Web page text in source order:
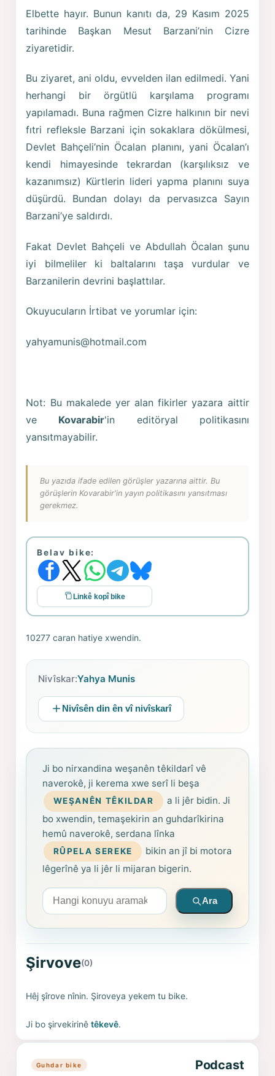
Elbette hayır. Bunun kanıtı da, 29 Kasım 2025
tarihinde Başkan Mesut Barzani’nin Cizre
ziyaretidir.
Bu ziyaret, ani oldu, evvelden ilan edilmedi. Yani
herhangi bir örgütlü karşılama programı
yapılamadı. Buna rağmen Cizre halkının bir nevi
fıtri refleksle Barzani için sokaklara dökülmesi,
Devlet Bahçeli’nin Öcalan planını, yani Öcalan’ı
kendi himayesinde tekrardan (karşılıksız ve
kazanımsız) Kürtlerin lideri yapma planını suya
düşürdü. Bundan dolayı da pervasızca Sayın
Barzani’ye saldırdı.
Fakat Devlet Bahçeli ve Abdullah Öcalan şunu
iyi bilmeliler ki baltalarını taşa vurdular ve
Barzanilerin devrini başlattılar.
Okuyucuların İrtibat ve yorumlar için:
yahyamunis@hotmail.com
Not: Bu makalede yer alan fikirler yazara aittir
ve Kovarabir'in editöryal politikasını
yansıtmayabilir.
Bu yazıda ifade edilen görüşler yazarına aittir. Bu
görüşlerin Kovarabir'in yayın politikasını yansıtması
gerekmez.
Belav bike:
Linkê kopî bike
10277 caran hatiye xwendin.
Nivîskar:Yahya Munis
Nivîsên din ên vî nivîskarî
Ji bo nirxandina weşanên têkildarî vê
naverokê, ji kerema xwe serî li beşa
WEŞANÊN TÊKILDAR
a li jêr bidin. Ji
bo xwendin, temaşekirin an guhdarîkirina
hemû naverokê, serdana lînka
RÛPELA SEREKE
bikin an jî bi motora
lêgerînê ya li jêr li mijaran bigerin.
Arama yapın
Ara
Şirvove(0)
Hêj şîrove nînin. Şiroveya yekem tu bike.
Ji bo şirvekirinêtêkevê.
Guhdar bike Podcast